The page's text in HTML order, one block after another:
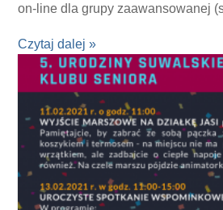
on-line dla grupy zaawansowanej
Czytaj dalej »